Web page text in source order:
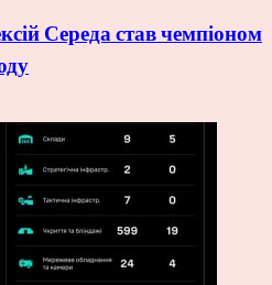
Середа став чемпіоном